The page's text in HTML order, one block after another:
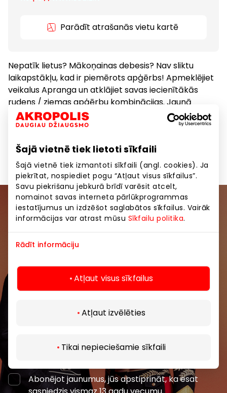
Šajā vietnē tiek lietoti sīkfaili
Šajā vietnē tiek izmantoti sīkfaili (angl. cookies). Ja
piekrītat, nospiediet pogu “Atļaut visus sīkfailus”.
Savu piekrišanu jebkurā brīdī varēsit atcelt,
nomainot savas interneta pārlūkprogrammas
iestatījumus un izdzēšot saglabātos sīkfailus. Vairāk
informācijas var atrast mūsu Sīkfailu politika.
Rādīt informāciju
Atļaut visus sīkfailus
Atļaut izvēlēties
Tikai nepieciešamie sīkfaili
Parādīt atrašanās vietu kartē
Nepatīk lietus? Mākoņainas debesis? Nav sliktu
laikapstākļu, kad ir piemērots apģērbs! Apmeklējiet
veikalus Apranga un atklājiet savas iecienītākās
rudens / ziemas apģērbu kombinācijas. Jaunā
kolekcija ir klāt!
Apģērbs Preces
Pievienojieties mūsu kopienai
Uzzini pirmais par labākajiem piedāvājumiem,
pasākumiem un jaunāko informāciju iepirkšanās un
Abonēt
Abonējot jaunumus, jūs apstiprināt, ka esat